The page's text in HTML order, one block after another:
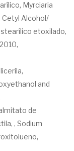
Myrciaria
Cetyl Alcohol/
etoxilado,
and
de
, Sodium